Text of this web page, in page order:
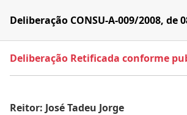
Deliberação CONSU-A-009/2008, de
Deliberação Retificada conforme
Reitor: José Tadeu Jorge